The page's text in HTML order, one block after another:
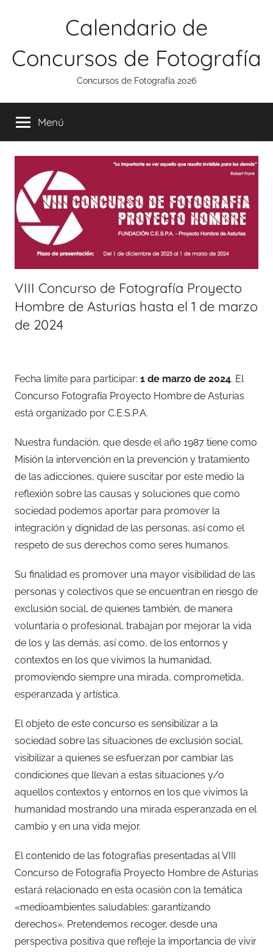
Calendario de
Concursos de Fotografía
Concursos de Fotografía 2026
Menú
VIII Concurso de Fotografía Proyecto
Hombre de Asturias hasta el 1 de marzo
de 2024
Fecha límite para participar: 1 de marzo de 2024. El
Concurso Fotografía Proyecto Hombre de Asturias
está organizado por C.E.S.P.A.
Nuestra fundación, que desde el año 1987 tiene como
Misión la intervención en la prevención y tratamiento
de las adicciones, quiere suscitar por este medio la
reflexión sobre las causas y soluciones que como
sociedad podemos aportar para promover la
integración y dignidad de las personas, así como el
respeto de sus derechos como seres humanos.
Su finalidad es promover una mayor visibilidad de las
personas y colectivos que se encuentran en riesgo de
exclusión social, de quienes también, de manera
voluntaria o profesional, trabajan por mejorar la vida
de los y las demás, así como, de los entornos y
contextos en los que vivimos la humanidad,
promoviendo siempre una mirada, comprometida,
esperanzada y artística.
El objeto de este concurso es sensibilizar a la
sociedad sobre las situaciones de exclusión social,
visibilizar a quienes se esfuerzan por cambiar las
condiciones que llevan a estas situaciones y/o
aquellos contextos y entornos en los que vivimos la
humanidad mostrando una mirada esperanzada en el
cambio y en una vida mejor.
El contenido de las fotografías presentadas al VIII
Concurso de Fotografía Proyecto Hombre de Asturias
estará relacionado en esta ocasión con la temática
«medioambientes saludables: garantizando
derechos». Pretendemos recoger, desde una
perspectiva positiva que refleje la importancia de vivir